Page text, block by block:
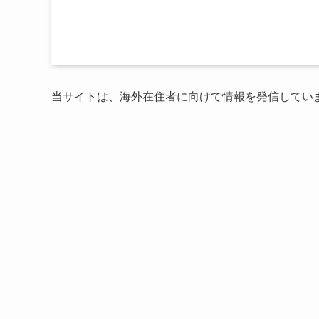
当サイトは、海外在住者に向けて情報を発信してい